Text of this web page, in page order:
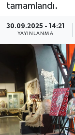
tamamlandı.
30.09.2025 - 14:21
YAYINLANMA